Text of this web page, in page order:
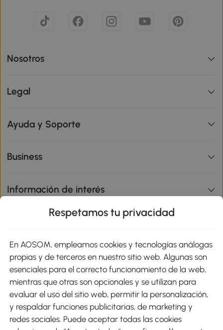
Nosotros
Legal
Ayuda y Soporte
Business
Información de interés
Métodos de Pago
Envíos
Respetamos tu privacidad
En AOSOM, empleamos cookies y tecnologías análogas
propias y de terceros en nuestro sitio web. Algunas son
esenciales para el correcto funcionamiento de la web,
mientras que otras son opcionales y se utilizan para
evaluar el uso del sitio web, permitir la personalización,
y respaldar funciones publicitarias, de marketing y
redes sociales. Puede aceptar todas las cookies